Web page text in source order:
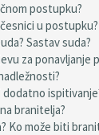
postupku?
u postupku?
Sastav suda?
za ponavljanje
branitelja?
Ko može biti